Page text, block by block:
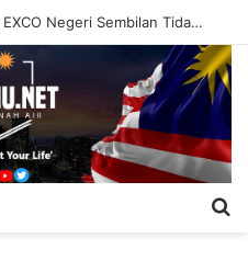
‘Dakwaan PH Sertai Barisan EXCO Negeri Sembilan Tidak Berasas’